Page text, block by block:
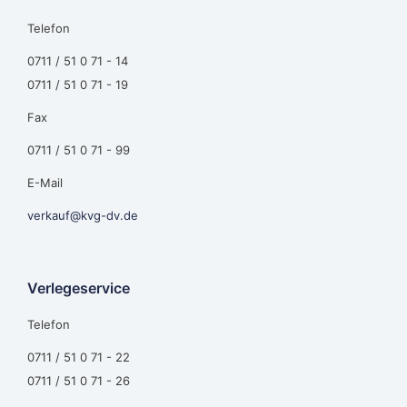
Telefon
0711 / 51 0 71 - 14
0711 / 51 0 71 - 19
Fax
0711 / 51 0 71 - 99
E-Mail
verkauf@kvg-dv.de
Verlegeservice
Telefon
0711 / 51 0 71 - 22
0711 / 51 0 71 - 26